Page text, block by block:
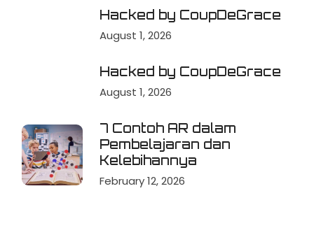
Hacked by CoupDeGrace
August 1, 2026
Hacked by CoupDeGrace
August 1, 2026
7 Contoh AR dalam
Pembelajaran dan
Kelebihannya
February 12, 2026